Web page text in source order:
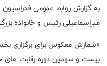
به گزارش روابط عمومی
میراسماعیلی رئیس و خانواده
«شمارش معکوس برای برگزاری
بیست و سومین دوره رقابت های